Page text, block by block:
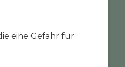
eine Gefahr für